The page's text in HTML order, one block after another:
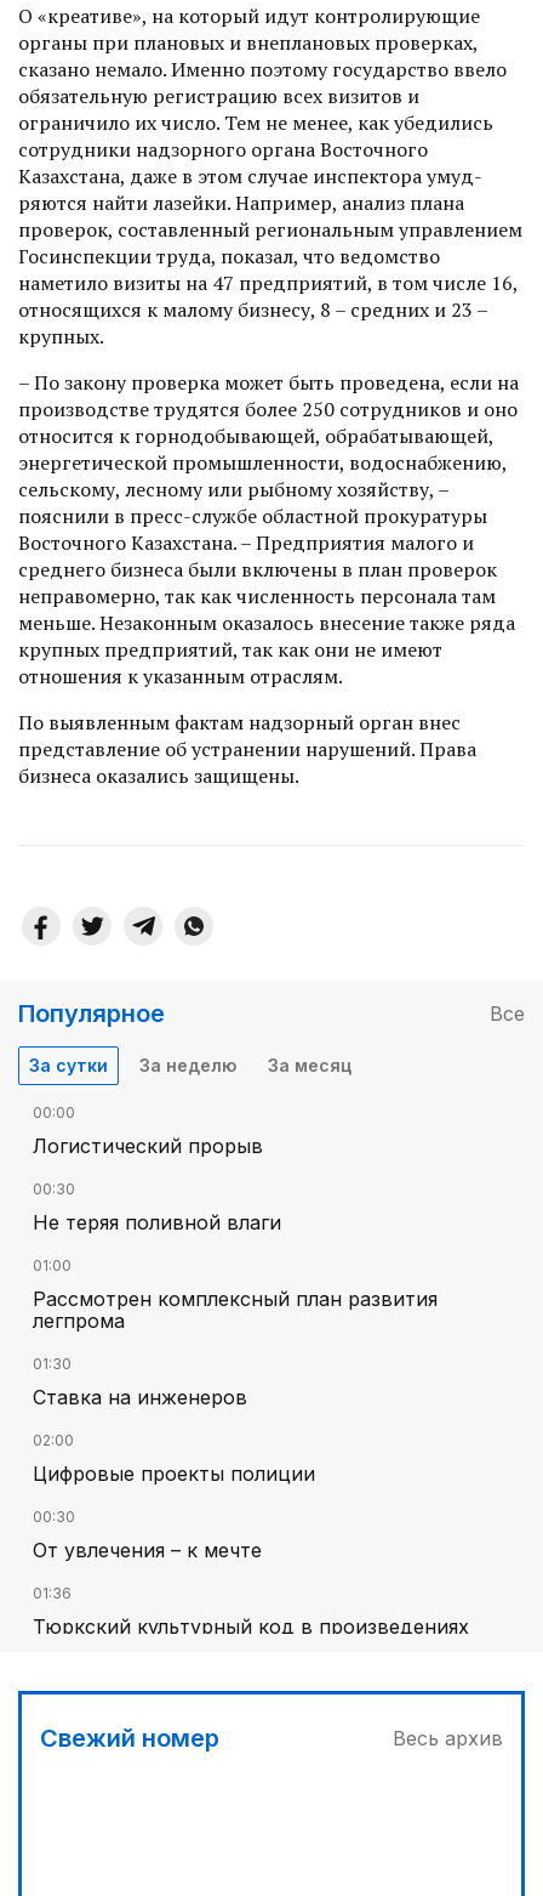
О «креативе», на который идут контролирующие
органы при плановых и внеплановых проверках,
сказано немало. Именно поэтому государство ввело
обязательную регистрацию всех визитов и
ограничило их число. Тем не менее, как убедились
сотрудники надзорного органа Восточного
Казахстана, даже в этом случае инспектора умуд­
ряются найти лазейки. Например, анализ плана
проверок, составленный региональным управлением
Госинспекции труда, показал, что ведомство
наметило визиты на 47 предприятий, в том числе 16,
относящихся к малому бизнесу, 8 – средних и 23 –
крупных.
– По закону проверка может быть проведена, если на
производстве трудятся более 250 сотрудников и оно
относится к горнодобывающей, обрабатывающей,
энергетической промышленности, водоснабжению,
сельскому, лесному или рыбному хозяйству, –
пояснили в пресс-службе областной прокуратуры
Восточного Казахстана. – Предприятия малого и
среднего бизнеса были включены в план проверок
неправомерно, так как численность персонала там
меньше. Незаконным оказалось внесение также ряда
крупных предприятий, так как они не имеют
отношения к указанным отраслям.
По выявленным фактам надзорный орган внес
представление об устранении нарушений. Права
бизнеса оказались защищены.
Популярное Все
За сутки За неделю За месяц
00:00
Логистический прорыв
00:30
Не теряя поливной влаги
01:00
Рассмотрен комплексный план развития
легпрома
01:30
Ставка на инженеров
02:00
Цифровые проекты полиции
00:30
От увлечения – к мечте
01:36
Тюркский культурный код в произведениях
00:00
Гостья на кирпичной стене
Свежий номер Весь архив